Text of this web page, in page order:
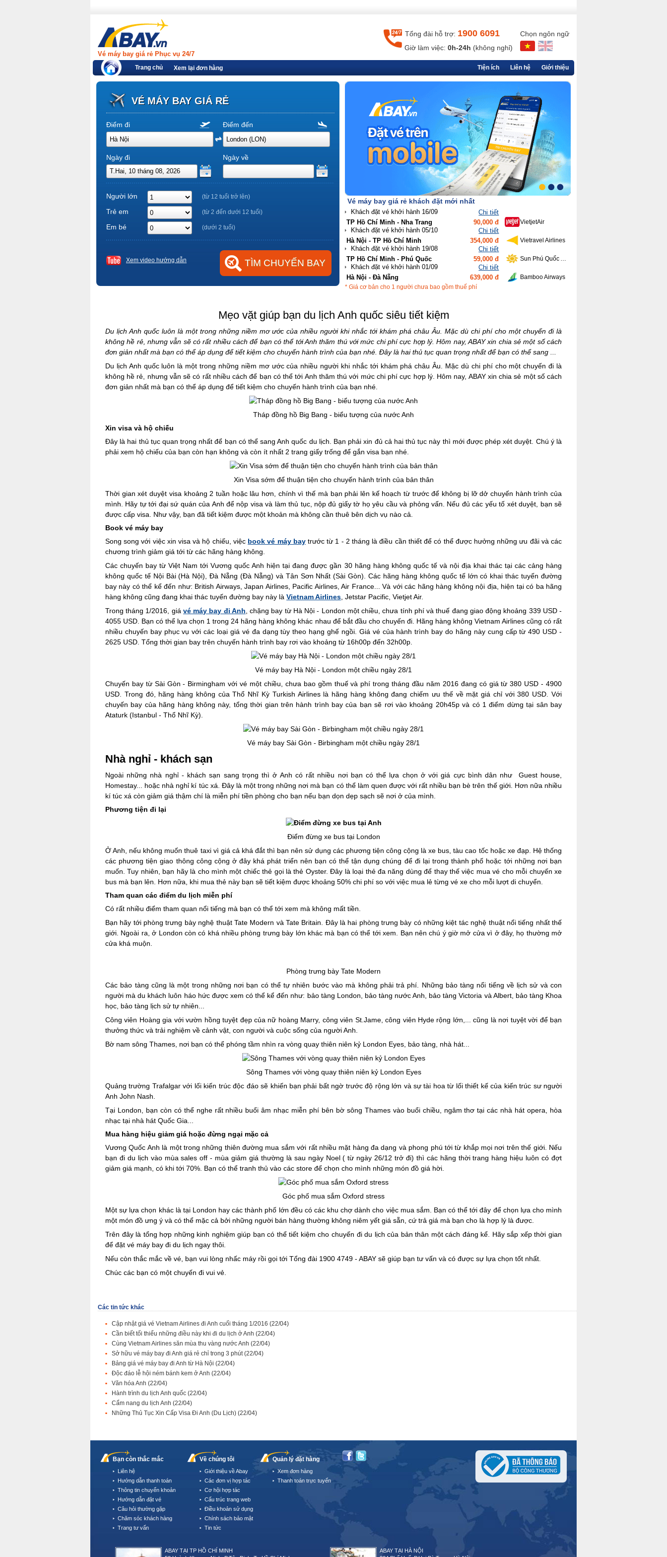
Vé máy bay giá rẻ Phục vụ 24/7
Tổng đài hỗ trợ: 1900 6091
Giờ làm việc: 0h-24h (không nghỉ)
Chọn ngôn ngữ
Trang chủ Xem lại đơn hàng Giới thiệu
Liên hệ
Tiện ích
VÉ MÁY BAY GIÁ RẺ
Điểm đi Điểm đến
Ngày đi Ngày về
Người lớn (từ 12 tuổi trở lên)
Trẻ em (từ 2 đến dưới 12 tuổi)
Em bé (dưới 2 tuổi)
Xem video hướng dẫn
Vé máy bay giá rẻ khách đặt mới nhất
TP Hồ Chí Minh - Nha Trang 90,000 đ
Chi tiết
VietjetAir
Hà Nội - TP Hồ Chí Minh 354,000 đ
Chi tiết
Vietravel Airlines
TP Hồ Chí Minh - Phú Quốc 59,000 đ
Chi tiết
Sun Phú Quốc Airways
Hà Nội - Đà Nẵng 639,000 đ
Chi tiết
Bamboo Airways
* Giá cơ bản cho 1 người chưa bao gồm thuế phí
Mẹo vặt giúp bạn du lịch Anh quốc siêu tiết kiệm
Du lịch Anh quốc luôn là một trong những niềm mơ ước của nhiều người khi nhắc tới khám phá châu Âu. Mặc dù chi phí cho một chuyến đi là
không hề rẻ, nhưng vẫn sẽ có rất nhiều cách để bạn có thể tới Anh thăm thú với mức chi phí cực hợp lý. Hôm nay, ABAY xin chia sẻ một số cách
đơn giản nhất mà bạn có thể áp dụng để tiết kiệm cho chuyến hành trình của bạn nhé. Đây là hai thủ tục quan trọng nhất để bạn có thể sang ...
Du lịch Anh quốc luôn là một trong những niềm mơ ước của nhiều người khi nhắc tới khám phá châu Âu. Mặc dù chi phí cho một chuyến đi là
không hề rẻ, nhưng vẫn sẽ có rất nhiều cách để bạn có thể tới Anh thăm thú với mức chi phí cực hợp lý. Hôm nay, ABAY xin chia sẻ một số cách
đơn giản nhất mà bạn có thể áp dụng để tiết kiệm cho chuyến hành trình của bạn nhé.
Tháp đồng hồ Big Bang - biểu tượng của nước Anh
Xin visa và hộ chiếu
Đây là hai thủ tục quan trọng nhất để bạn có thể sang Anh quốc du lịch. Bạn phải xin đủ cả hai thủ tục này thì mới được phép xét duyệt. Chú ý là
phải xem hộ chiếu của bạn còn hạn không và còn ít nhất 2 trang giấy trống để gắn visa bạn nhé.
Xin Visa sớm để thuận tiện cho chuyến hành trình của bản thân
Thời gian xét duyệt visa khoảng 2 tuần hoặc lâu hơn, chính vì thế mà bạn phải lên kế hoạch từ trước để không bị lỡ dở chuyến hành trình của
mình. Hãy tự tới đại sứ quán của Anh để nộp visa và làm thủ tục, nộp đủ giấy tờ họ yêu cầu và phỏng vấn. Nếu đủ các yếu tố xét duyệt, bạn sẽ
được cấp visa. Như vậy, bạn đã tiết kiệm được một khoản mà không cần thuê bên dịch vụ nào cả.
Book vé máy bay
Song song với việc xin visa và hộ chiếu, việc book vé máy baytrước từ 1 - 2 tháng là điều cần thiết để có thể được hưởng những ưu đãi và các
chương trình giảm giá tới từ các hãng hàng không.
Các chuyến bay từ Việt Nam tới Vương quốc Anh hiện tại đang được gần 30 hãng hàng không quốc tế và nội địa khai thác tại các cảng hàng
không quốc tế Nội Bài (Hà Nội), Đà Nẵng (Đà Nẵng) và Tân Sơn Nhất (Sài Gòn). Các hãng hàng không quốc tế lớn có khai thác tuyến đường
bay này có thể kể đến như: British Airways, Japan Airlines, Pacific Airlines, Air France... Và với các hãng hàng không nội địa, hiện tại có ba hãng
hàng không cũng đang khai thác tuyến đường bay này là Vietnam Airlines , Jetstar Pacific, Vietjet Air.
Trong tháng 1/2016, giá vé máy bay đi Anh , chặng bay từ Hà Nội - London một chiều, chưa tính phí và thuế đang giao động khoảng 339 USD -
4055 USD. Bạn có thể lựa chọn 1 trong 24 hãng hàng không khác nhau để bắt đầu cho chuyến đi. Hãng hàng không Vietnam Airlines cũng có rất
nhiều chuyến bay phục vụ với các loại giá vé đa dạng tùy theo hạng ghế ngồi. Giá vé của hành trình bay do hãng này cung cấp từ 490 USD -
2625 USD. Tổng thời gian bay trên chuyến hành trình bay rơi vào khoảng từ 16h00p đến 32h00p.
Vé máy bay Hà Nội - London một chiều ngày 28/1
Chuyến bay từ Sài Gòn - Birmingham với vé một chiều, chưa bao gồm thuế và phí trong tháng đầu năm 2016 đang có giá từ 380 USD - 4900
USD. Trong đó, hãng hàng không của Thổ Nhĩ Kỳ Turkish Airlines là hãng hàng không đang chiếm ưu thế về mặt giá chỉ với 380 USD. Với
chuyến bay của hãng hàng không này, tổng thời gian trên hành trình bay của bạn sẽ rơi vào khoảng 20h45p và có 1 điểm dừng tại sân bay
Ataturk (Istanbul - Thổ Nhĩ Kỳ).
Vé máy bay Sài Gòn - Birbingham một chiều ngày 28/1
Nhà nghỉ - khách sạn
Ngoài những nhà nghỉ - khách sạn sang trọng thì ở Anh có rất nhiều nơi bạn có thể lựa chọn ở với giá cực bình dân như Guest house,
Homestay... hoặc nhà nghỉ kí túc xá. Đây là một trong những nơi mà bạn có thể làm quen được với rất nhiều bạn bè trên thế giới. Hơn nữa nhiều
kí túc xá còn giảm giá thậm chí là miễn phí tiền phòng cho bạn nếu bạn dọn dẹp sạch sẽ nơi ở của mình.
Phương tiện đi lại
Điểm đừng xe bus tại London
Ở Anh, nếu không muốn thuê taxi vì giá cả khá đắt thì bạn nên sử dụng các phương tiện công cộng là xe bus, tàu cao tốc hoặc xe đạp. Hệ thống
các phương tiện giao thông công cộng ở đây khá phát triển nên bạn có thể tận dụng chúng để đi lại trong thành phố hoặc tới những nơi bạn
muốn. Tuy nhiên, bạn hãy là cho mình một chiếc thẻ gọi là thẻ Oyster. Đây là loại thẻ đa năng dùng để thay thế việc mua vé cho mỗi chuyến xe
bus mà bạn lên. Hơn nữa, khi mua thẻ này bạn sẽ tiết kiệm được khoảng 50% chi phí so với việc mua lẻ từng vé xe cho mỗi lượt di chuyển.
Tham quan các điểm du lịch miễn phí
Có rất nhiều điểm tham quan nổi tiếng mà bạn có thể tới xem mà không mất tiền.
Bạn hãy tới phòng trưng bày nghệ thuật Tate Modern và Tate Britain. Đây là hai phòng trưng bày có những kiệt tác nghệ thuật nổi tiếng nhất thế
giới. Ngoài ra, ở London còn có khá nhiều phòng trưng bày lớn khác mà bạn có thể tới xem. Bạn nên chú ý giờ mở cửa vì ở đây, họ thường mở
cửa khá muộn.
Phòng trưng bày Tate Modern
Các bảo tàng cũng là một trong những nơi bạn có thể tự nhiên bước vào mà không phải trả phí. Những bảo tàng nổi tiếng về lịch sử và con
người mà du khách luôn háo hức được xem có thể kể đến như: bảo tàng London, bảo tàng nước Anh, bảo tàng Victoria và Albert, bảo tàng Khoa
học, bảo tàng lịch sử tự nhiên...
Công viên Hoàng gia với vườn hồng tuyệt đẹp của nữ hoàng Marry, công viên St.Jame, công viên Hyde rộng lớn,... cũng là nơi tuyệt vời để bạn
thưởng thức và trải nghiệm về cảnh vật, con người và cuộc sống của người Anh.
Bờ nam sông Thames, nơi bạn có thể phóng tầm nhìn ra vòng quay thiên niên kỷ London Eyes, bảo tàng, nhà hát...
Sông Thames với vòng quay thiên niên kỷ London Eyes
Quảng trường Trafalgar với lối kiến trúc độc đáo sẽ khiến bạn phải bất ngờ trước độ rộng lớn và sự tài hoa từ lối thiết kế của kiến trúc sư người
Anh John Nash.
Tại London, bạn còn có thể nghe rất nhiều buổi âm nhạc miễn phí bên bờ sông Thames vào buổi chiều, ngâm thơ tại các nhà hát opera, hòa
nhạc tại nhà hát Quốc Gia...
Mua hàng hiệu giảm giá hoặc đừng ngại mặc cả
Vương Quốc Anh là một trong những thiên đường mua sắm với rất nhiều mặt hàng đa dạng và phong phú tới từ khắp mọi nơi trên thế giới. Nếu
bạn đi du lịch vào mùa sales off - mùa giảm giá thường là sau ngày Noel ( từ ngày 26/12 trở đi) thì các hãng thời trang hàng hiệu luôn có đợt
giảm giá mạnh, có khi tới 70%. Bạn có thể tranh thủ vào các store để chọn cho mình những món đồ giá hời.
Góc phố mua sắm Oxford stress
Một sự lựa chọn khác là tại London hay các thành phố lớn đều có các khu chợ dành cho việc mua sắm. Bạn có thể tới đây để chọn lựa cho mình
một món đồ ưng ý và có thể mặc cả bởi những người bán hàng thường không niêm yết giá sẵn, cứ trả giá mà bạn cho là hợp lý là được.
Trên đây là tổng hợp những kinh nghiệm giúp bạn có thể tiết kiệm cho chuyến đi du lịch của bản thân một cách đáng kể. Hãy sắp xếp thời gian
để đặt vé máy bay đi du lịch ngay thôi.
Nếu còn thắc mắc về vé, bạn vui lòng nhấc máy rồi gọi tới Tổng đài 1900 4749 - ABAY sẽ giúp bạn tư vấn và có được sự lựa chọn tốt nhất.
Chúc các bạn có một chuyến đi vui vẻ.
Các tin tức khác
Cập nhật giá vé Vietnam Airlines đi Anh cuối tháng 1/2016 (22/04)
Cần biết tối thiểu những điều này khi đi du lịch ở Anh (22/04)
Cùng Vietnam Airlines săn mùa thu vàng nước Anh (22/04)
Sở hữu vé máy bay đi Anh giá rẻ chỉ trong 3 phút(22/04)
Bảng giá vé máy bay đi Anh từ Hà Nội (22/04)
Độc đáo lễ hội ném bánh kem ở Anh (22/04)
Văn hóa Anh (22/04)
Hành trình du lịch Anh quốc (22/04)
Cẩm nang du lịch Anh (22/04)
Những Thủ Tục Xin Cấp Visa Đi Anh (Du Lịch) (22/04)
Bạn còn thắc mắc
Liên hệ
Hướng dẫn thanh toán
Thông tin chuyển khoản
Hướng dẫn đặt vé
Câu hỏi thường gặp
Chăm sóc khách hàng
Trang tư vấn
Về chúng tôi
Giới thiệu về Abay
Các đơn vị hợp tác
Cơ hội hợp tác
Cấu trúc trang web
Điều khoản sử dụng
Chính sách bảo mật
Tin tức
Quản lý đặt hàng
Xem đơn hàng
Thanh toán trực tuyến
ABAY TẠI TP HỒ CHÍ MINH
ABAY TẠI HÀ NỘI